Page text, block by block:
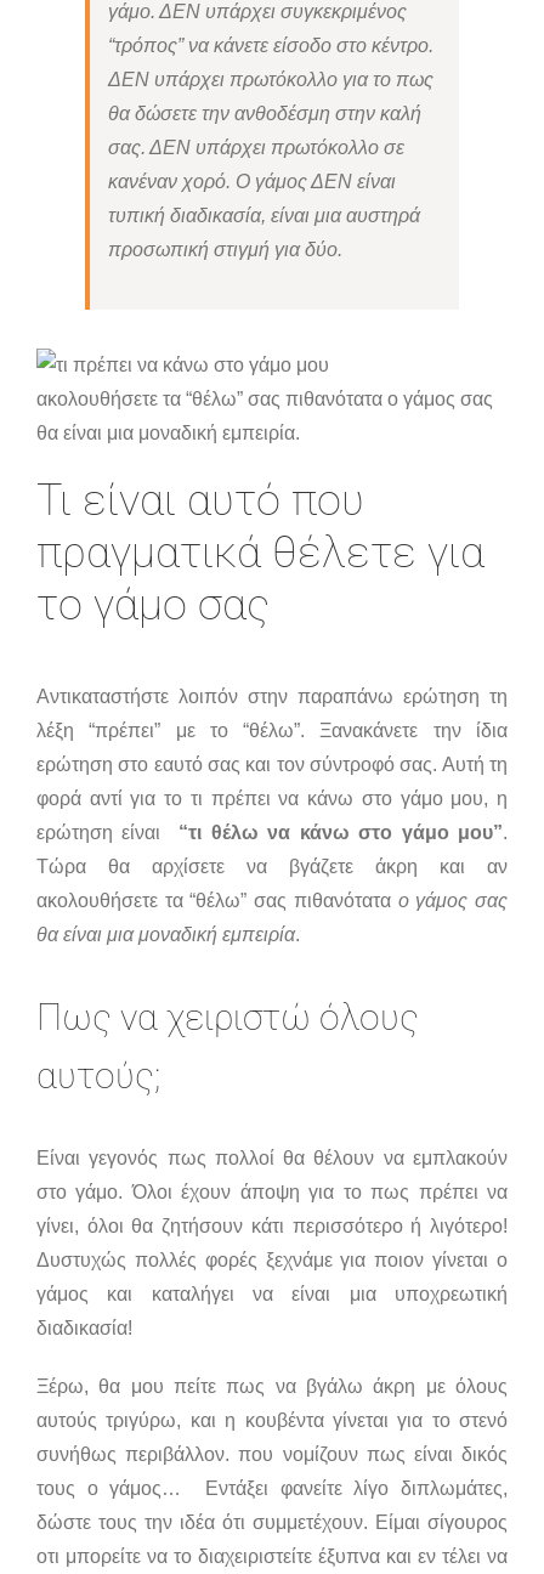
γάμο. ΔΕΝ υπάρχει συγκεκριμένος
“τρόπος” να κάνετε είσοδο στο κέντρο.
ΔΕΝ υπάρχει πρωτόκολλο για το πως
θα δώσετε την ανθοδέσμη στην καλή
σας. ΔΕΝ υπάρχει πρωτόκολλο σε
κανέναν χορό. Ο γάμος ΔΕΝ είναι
τυπική διαδικασία, είναι μια αυστηρά
προσωπική στιγμή για δύο.
ακολουθήσετε τα “θέλω” σας πιθανότατα ο γάμος σας
θα είναι μια μοναδική εμπειρία.
Τι είναι αυτό που
πραγματικά θέλετε για
το γάμο σας
Αντικαταστήστε λοιπόν στην παραπάνω ερώτηση τη
λέξη “πρέπει” με το “θέλω”. Ξανακάνετε την ίδια
ερώτηση στο εαυτό σας και τον σύντροφό σας. Αυτή τη
φορά αντί για το τι πρέπει να κάνω στο γάμο μου, η
ερώτηση είναι “τι θέλω να κάνω στο γάμο μου”.
Τώρα θα αρχίσετε να βγάζετε άκρη και αν
ακολουθήσετε τα “θέλω” σας πιθανότατα ο γάμος σας
θα είναι μια μοναδική εμπειρία.
Πως να χειριστώ όλους
αυτούς;
Είναι γεγονός πως πολλοί θα θέλουν να εμπλακούν
στο γάμο. Όλοι έχουν άποψη για το πως πρέπει να
γίνει, όλοι θα ζητήσουν κάτι περισσότερο ή λιγότερο!
Δυστυχώς πολλές φορές ξεχνάμε για ποιον γίνεται ο
γάμος και καταλήγει να είναι μια υποχρεωτική
διαδικασία!
Ξέρω, θα μου πείτε πως να βγάλω άκρη με όλους
αυτούς τριγύρω, και η κουβέντα γίνεται για το στενό
συνήθως περιβάλλον. που νομίζουν πως είναι δικός
τους ο γάμος… Εντάξει φανείτε λίγο διπλωμάτες,
δώστε τους την ιδέα ότι συμμετέχουν. Είμαι σίγουρος
οτι μπορείτε να το διαχειριστείτε έξυπνα και εν τέλει να